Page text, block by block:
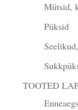
Mütsid,
Püksid
TOOTED